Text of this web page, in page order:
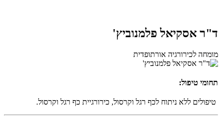
ד"ר אסקיאל פלמנוביץ'
מומחה לכירורגיה אורתופדית
תחומי טיפול:
טיפולים ללא ניתוח לכף רגל וקרסול, כירורגיית כף רגל וקרסול.